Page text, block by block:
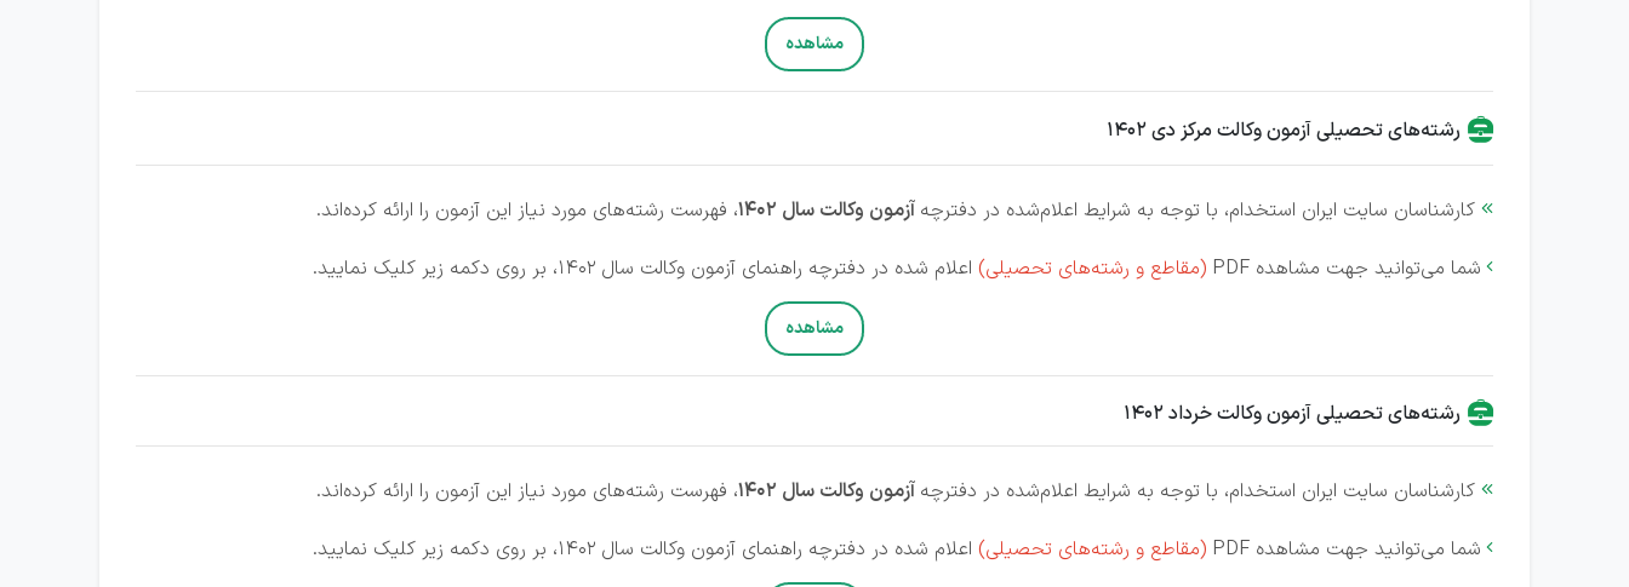
مشاهده
رشته‌های تحصیلی آزمون وکالت مرکز دی 1402
 کارشناسان سایت ایران استخدام، با توجه به شرایط اعلام‌شده در دفترچه آزمون وکالت سال 1402 ، فهرست رشته‌های مورد نیاز این آزمون را ارائه کرده‌اند.
 شما می‌توانید جهت مشاهده PDF (مقاطع و رشته‌های تحصیلی) اعلام شده در دفترچه راهنمای آزمون وکالت سال 1402، بر روی دکمه زیر کلیک نمایید.
مشاهده
رشته‌های تحصیلی آزمون وکالت خرداد 1402
 کارشناسان سایت ایران استخدام، با توجه به شرایط اعلام‌شده در دفترچه آزمون وکالت سال 1402 ، فهرست رشته‌های مورد نیاز این آزمون را ارائه کرده‌اند.
 شما می‌توانید جهت مشاهده PDF (مقاطع و رشته‌های تحصیلی) اعلام شده در دفترچه راهنمای آزمون وکالت سال 1402، بر روی دکمه زیر کلیک نمایید.